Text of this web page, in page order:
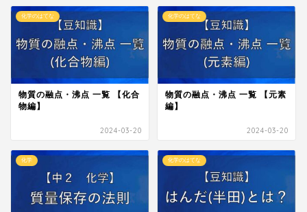
化学のはてな
物質の融点・沸点 一覧 【化合
物編】
2024-03-20
化学のはてな
物質の融点・沸点 一覧 【元素
編】
2024-03-20
化学 化学のはてな